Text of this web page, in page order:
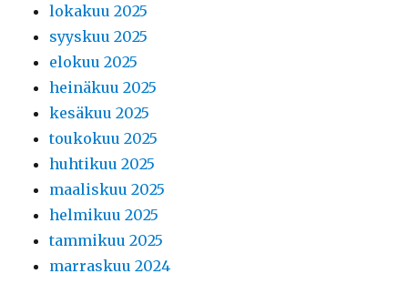
lokakuu 2025
syyskuu 2025
elokuu 2025
heinäkuu 2025
kesäkuu 2025
toukokuu 2025
huhtikuu 2025
maaliskuu 2025
helmikuu 2025
tammikuu 2025
marraskuu 2024